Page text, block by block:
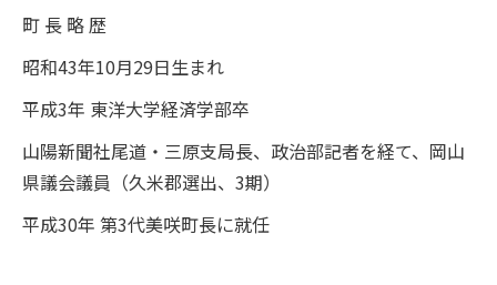
町 長 略 歴
昭和43年10月29日生まれ
平成3年 東洋大学経済学部卒
山陽新聞社尾道・三原支局長、政治部記者を経て、岡山
県議会議員（久米郡選出、3期）
平成30年 第3代美咲町長に就任